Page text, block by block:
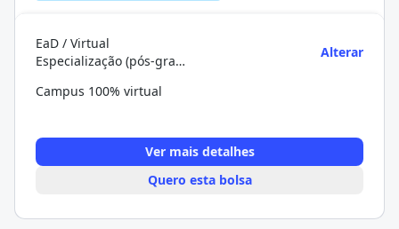
EaD / Virtual
Especialização (pós-graduação)
Alterar
Campus 100% virtual
Ver mais detalhes
Quero esta bolsa